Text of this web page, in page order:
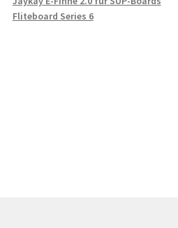
Fliteboard Series 6